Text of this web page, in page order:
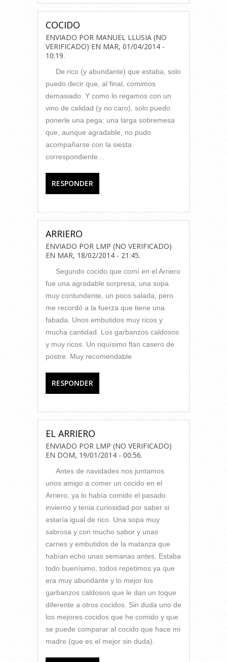
COCIDO
ENVIADO POR MANUEL LLUSIA (NO
VERIFICADO) EN MAR, 01/04/2014 -
10:19.
De rico (y abundante) que estaba, solo
puedo decir que, al final, comimos
demasiado. Y como lo regamos con un
vino de calidad (y no caro), solo puedo
ponerle una pega: una larga sobremesa
que, aunque agradable, no pudo
acompañarse con la siesta
correspondiente...
RESPONDER
ARRIERO
ENVIADO POR LMP (NO VERIFICADO)
EN MAR, 18/02/2014 - 21:45.
Segundo cocido que comí en el Arriero
fue una agradable sorpresa, una sopa
muy contundente, un poco salada, pero
me recordó a la fuerza que tiene una
fabada. Unos embutidos muy ricos y
mucha cantidad. Los garbanzos caldosos
y muy ricos. Un riquísimo flan casero de
postre. Muy recomendable
RESPONDER
EL ARRIERO
ENVIADO POR LMP (NO VERIFICADO)
EN DOM, 19/01/2014 - 00:56.
Antes de navidades nos juntamos
unos amigo a comer un cocido en el
Arriero, ya lo había comido el pasado
invierno y tenia curiosidad por saber si
estaría igual de rico. Una sopa muy
sabrosa y con mucho sabor y unas
carnes y embutidos de la matanza que
habían echo unas semanas antes. Estaba
todo buenísimo, todos repetimos ya que
era muy abundante y lo mejor los
garbanzos caldosos que le dan un toque
diferente a otros cocidos. Sin duda uno de
los mejores cocidos que he comido y que
se puede comparar al cocido que hace mi
madre (que es el mejor sin duda).